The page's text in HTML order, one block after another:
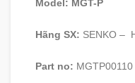
Model: MGT-P
Hãng SX: SENKO –
Part no: MGTP00110